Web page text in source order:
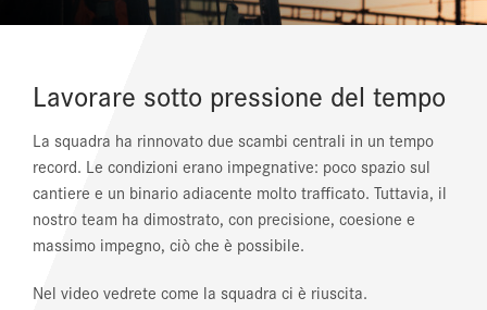
Lavorare sotto pressione del tempo
La squadra ha rinnovato due scambi centrali in un tempo
record. Le condizioni erano impegnative: poco spazio sul
cantiere e un binario adiacente molto trafficato. Tuttavia, il
nostro team ha dimostrato, con precisione, coesione e
massimo impegno, ciò che è possibile.
Nel video vedrete come la squadra ci è riuscita.